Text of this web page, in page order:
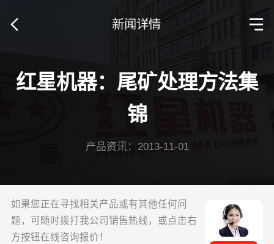
新闻详情
红星机器：尾矿处理方法集
锦
产品资讯：2013-11-01
如果您正在寻找相关产品或有其他任何问
题，可随时拨打我公司销售热线，或点击右
方按钮在线咨询报价！